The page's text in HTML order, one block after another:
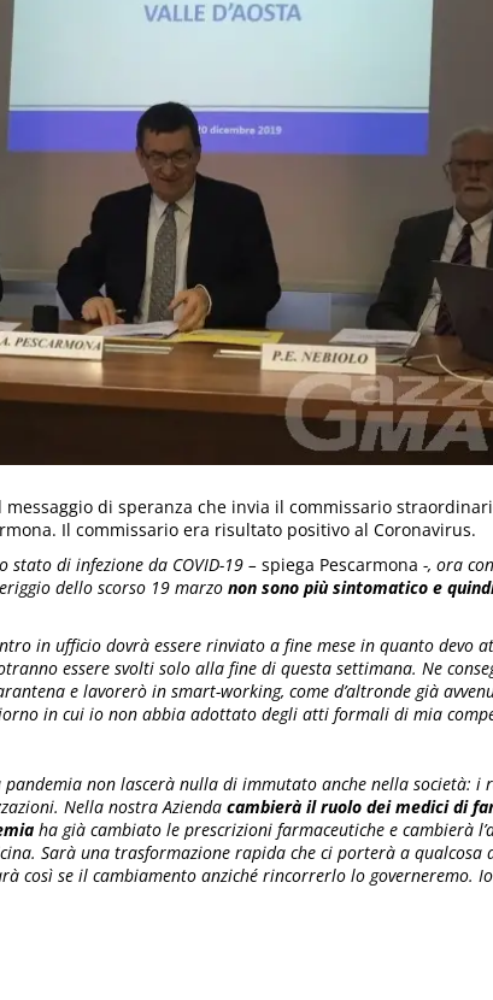
messaggio di speranza che invia il commissario
Il commissario era risultato positivo al Coronavirus.
stato di infezione da COVID-19 – spiega Pescarmona -, ora
dello scorso 19 marzo non sono più sintomatico e
in ufficio dovrà essere rinviato a fine mese in quanto devo
essere svolti solo alla fine di questa settimana. Ne
e lavorerò in smart-working, come d’altronde già
in cui io non abbia adottato degli atti formali di mia
pandemia non lascerà nulla di immutato anche nella società:
Nella nostra Azienda cambierà il ruolo dei medici di
ha già cambiato le prescrizioni farmaceutiche e cambierà
Sarà una trasformazione rapida che ci porterà a qualcosa
così se il cambiamento anziché rincorrerlo lo governeremo.